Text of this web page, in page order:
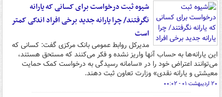
شیوه ثبت درخواست برای کسانی که یارانه
نگرفتند/ چرا یارانه جدید برخی افراد اندکی کمتر
است
مدیرکل روابط عمومی بانک مرکزی گفت: کسانی که
این یارانه‌ها به حساب آنها واریز نشده و فکر می‌کنند که مستحق هستند،
می‌توانند اعتراض خود را در «سامانه رسیدگی به درخواست کمک حمایت
معیشتی و یارانه نقدی»‌ وزارت تعاون ثبت دهند.
۲۰ اردیبهشت ۰۱ - ۰۰:۰۲